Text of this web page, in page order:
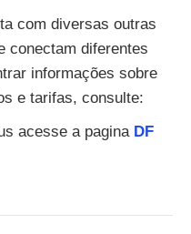
com diversas outras
conectam diferentes
informações sobre
e tarifas, consulte:
acesse a pagina DF